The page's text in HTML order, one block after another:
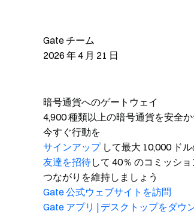
Gate チーム
2026 年 4 月 21 日
暗号通貨へのゲートウェイ
4,900 種類以上の暗号通貨を安全
今すぐ行動を
サインアップ して最大 10,000 ド
友達を招待して 40％ のコミッシ
つながりを維持しましょう
Gate 公式ウェブサイトを訪問
Gate アプリ | デスクトップをダウ